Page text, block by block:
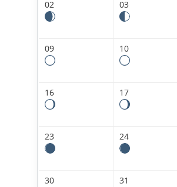
02 03
09 10
16 17
23 24
30 31